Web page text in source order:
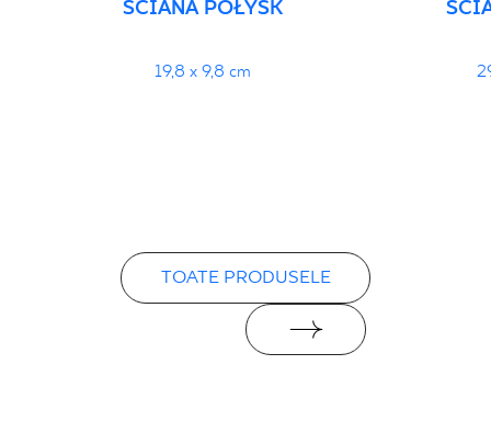
ŚCIANA POŁYSK
19,8 x 9,8 cm
TOATE PRODUSELE